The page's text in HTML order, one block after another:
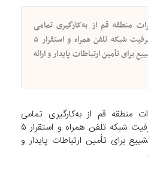
منطقه قم از به‌کارگیری تمامی
ظرفیت‌های فنی، افزایش ظرفیت شبکه تلفن همراه و استقرار ۵
تأمین ارتباطات پایدار و ارائه
منطقه قم از به‌کارگیری تمامی
ظرفیت‌های فنی، افزایش ظرفیت شبکه تلفن همراه و استقرار ۵
برای تأمین ارتباطات پایدار و